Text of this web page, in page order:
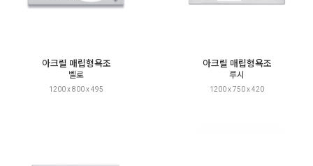
아크릴 매립형욕조
벨로
1200 x 800 x 495
아크릴 매립형욕조
루시
1200 x 750 x 420